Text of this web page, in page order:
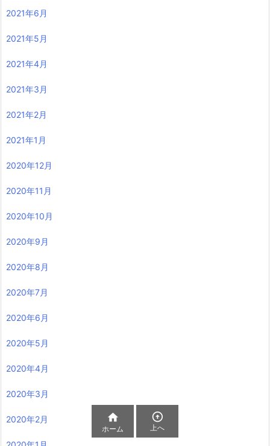
2021年6月
2021年5月
2021年4月
2021年3月
2021年2月
2021年1月
2020年12月
2020年11月
2020年10月
2020年9月
2020年8月
2020年7月
2020年6月
2020年5月
2020年4月
2020年3月
2020年2月 
ホーム

上へ